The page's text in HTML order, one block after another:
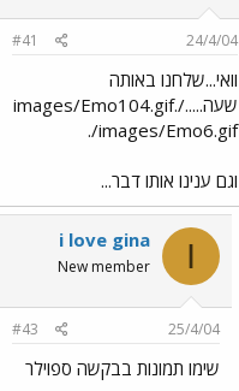
24/4/04
#41
וואי...שלחנו באותה
שעה...../images/Emo104.gif.
./images/Emo6.gif
וגם ענינו אותו דבר...
I
i love gina
New member
25/4/04
#43
שימו תמונות בבקשה ספוילר